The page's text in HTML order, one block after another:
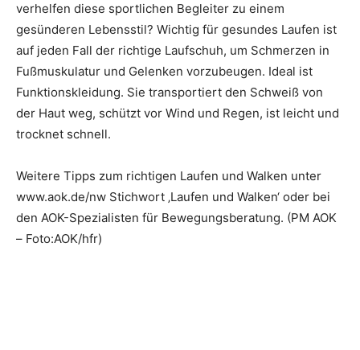
verhelfen diese sportlichen Begleiter zu einem
gesünderen Lebensstil? Wichtig für gesundes Laufen ist
auf jeden Fall der richtige Laufschuh, um Schmerzen in
Fußmuskulatur und Gelenken vorzubeugen. Ideal ist
Funktionskleidung. Sie transportiert den Schweiß von
der Haut weg, schützt vor Wind und Regen, ist leicht und
trocknet schnell.
Weitere Tipps zum richtigen Laufen und Walken unter
www.aok.de/nw Stichwort ‚Laufen und Walken‘ oder bei
den AOK-Spezialisten für Bewegungsberatung. (PM AOK
– Foto:AOK/hfr)